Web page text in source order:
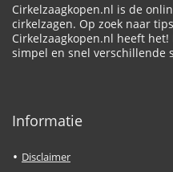
Cirkelzaagkopen.nl is de
cirkelzagen. Op zoek naar
Cirkelzaagkopen.nl heeft
simpel en snel verschillende
Informatie
Disclaimer